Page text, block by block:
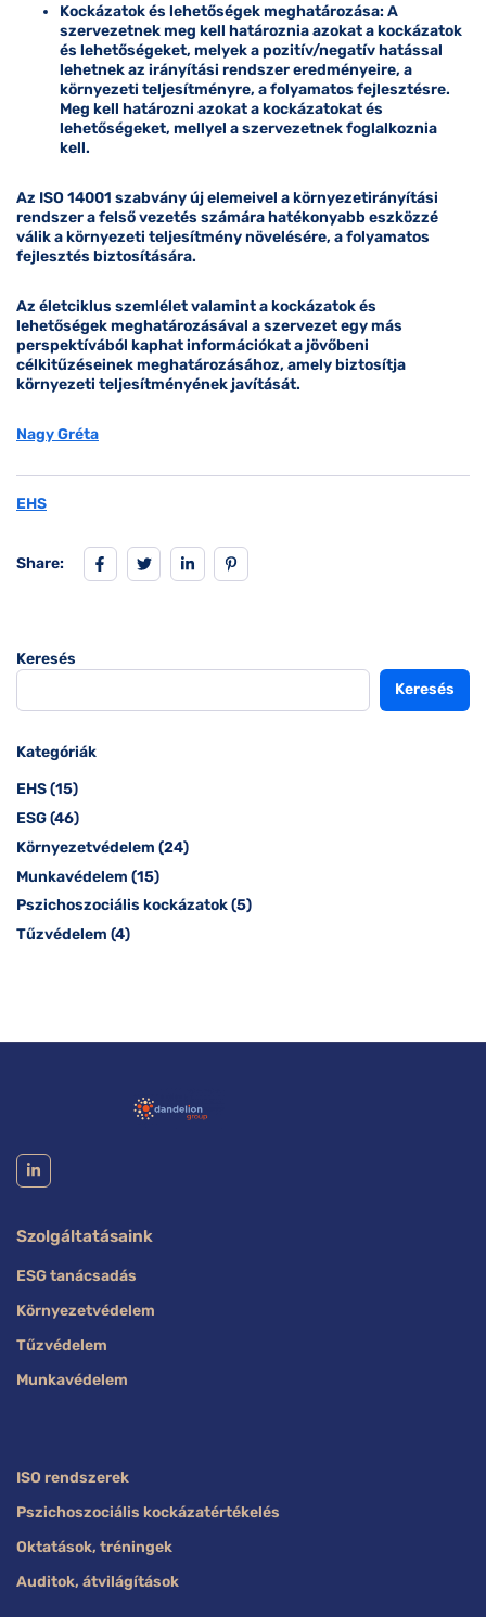
Kockázatok és lehetőségek meghatározása:A
szervezetnek meg kell határoznia azokat a kockázatok
és lehetőségeket, melyek a pozitív/negatív hatással
lehetnek az irányítási rendszer eredményeire, a
környezeti teljesítményre, a folyamatos fejlesztésre.
Meg kell határozni azokat a kockázatokat és
lehetőségeket, mellyel a szervezetnek foglalkoznia
kell.
Az ISO 14001 szabvány új elemeivel a környezetirányítási
rendszer a felső vezetés számára hatékonyabb eszközzé
válik a környezeti teljesítmény növelésére, a folyamatos
fejlesztés biztosítására.
Az életciklus szemlélet valamint a kockázatok és
lehetőségek meghatározásával a szervezet egy más
perspektívából kaphat információkat a jövőbeni
célkitűzéseinek meghatározásához, amely biztosítja
környezeti teljesítményének javítását.
Nagy Gréta
EHS
Share:
Keresés
Keresés
Kategóriák
EHS(15)
ESG(46)
Környezetvédelem (24)
Munkavédelem (15)
Pszichoszociális kockázatok(5)
Tűzvédelem (4)
Szolgáltatásaink
ESG tanácsadás
Környezetvédelem
Tűzvédelem
Munkavédelem
ISO rendszerek
Pszichoszociális kockázatértékelés
Oktatások, tréningek
Auditok, átvilágítások